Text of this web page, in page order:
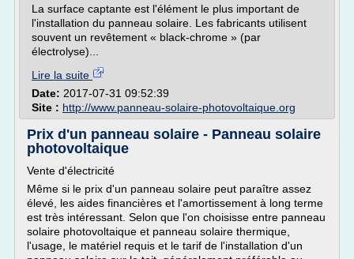
La surface captante est l'élément le plus important de
l'installation du panneau solaire. Les fabricants utilisent
souvent un revêtement « black-chrome » (par
électrolyse)...
Lire la suite
Date: 2017-07-31 09:52:39
Site : http://www.panneau-solaire-photovoltaique.org
Prix d'un panneau solaire - Panneau solaire
photovoltaique
Vente d'électricité
Même si le prix d'un panneau solaire peut paraître assez
élevé, les aides financières et l'amortissement à long terme
est très intéressant. Selon que l'on choisisse entre panneau
solaire photovoltaique et panneau solaire thermique,
l'usage, le matériel requis et le tarif de l'installation d'un